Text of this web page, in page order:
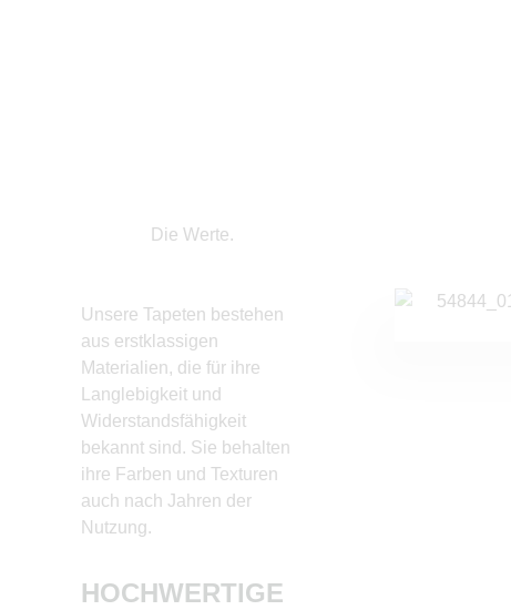
Die Werte.
Unsere Tapeten bestehen
aus erstklassigen
Materialien, die für ihre
Langlebigkeit und
Widerstandsfähigkeit
bekannt sind. Sie behalten
ihre Farben und Texturen
auch nach Jahren der
Nutzung.
HOCHWERTIGE
Wir legen großen Wert auf